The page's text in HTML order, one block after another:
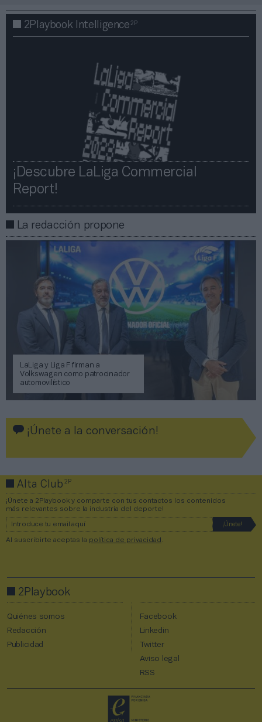
2Playbook Intelligence2P
¡Descubre LaLiga Commercial
Report!​​
La redacción propone
LaLiga y Liga F firman a
Volkswagen como patrocinador
automovilístico
¡Únete a la conversación!
Alta Club2P
¡Únete a 2Playbook y comparte con tus contactos los contenidos
más relevantes sobre la industria del deporte!
Al suscribirte aceptas la política de privacidad
2Playbook
Quiénes somos
Redacción
Publicidad
Facebook
Linkedin
Twitter
Aviso legal
RSS